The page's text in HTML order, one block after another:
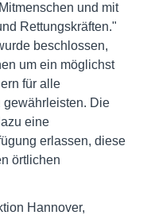
und mit
Rettungskräften."
beschlossen,
um ein möglichst
für alle
gewährleisten. Die
eine
erlassen, diese
örtlichen
Hannover,